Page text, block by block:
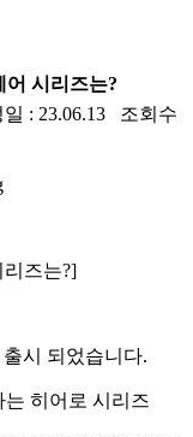
시리즈는?
일 : 23.06.13 조회수
즈는?]
시 되었습니다.
히어로 시리즈